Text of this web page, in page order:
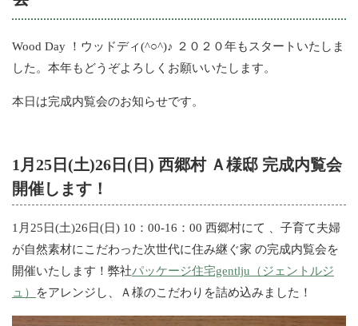
Wood Day ！ウッドディ(^○^)♪ ２０２０年もスタートいたしま
した。本年もどうぞよろしくお願いいたします。
本日は完成内覧会のお知らせです。
1月25日(土)26日(日) 西郷村 Ａ様邸 完成内覧会
開催します！
1月25日(土)26日(日) 10：00-16：00 西郷村にて 、子育て夫婦
が自然素材にこだわった次世代に住み継ぐ家 の完成内覧会を
開催いたします！弊社パッケージ住宅gentlju（ジェントルジ
ュ）
をアレンジし、Ａ様のこだわりを詰め込みました！